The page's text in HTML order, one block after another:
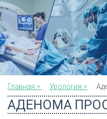
Главная > Урология >
АДЕНОМА